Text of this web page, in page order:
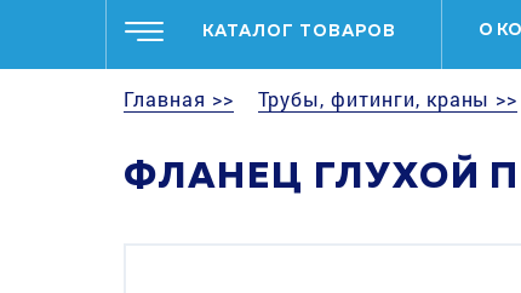
КАТАЛОГ ТОВАРОВ О
Главная >> Трубы, фитинги, краны >>
ФЛАНЕЦ ГЛУХОЙ